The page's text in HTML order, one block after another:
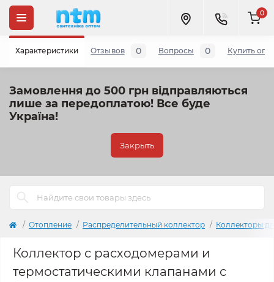
Замовлення до 500 грн відправляються
лише за передоплатою! Все буде
Україна!
Закрыть
0
Отопление Распределительный коллектор Коллекторы
Коллектор с расходомерами и
термостатическими клапанами с
Характеристики Отзывов 0 Вопросы 0 Купить